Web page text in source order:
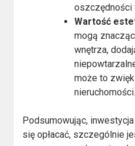
oszczędności
Wartość
mogą
wnętrza,
może to
nieruchomości.
Podsumowując,
się opłacać, szczególnie